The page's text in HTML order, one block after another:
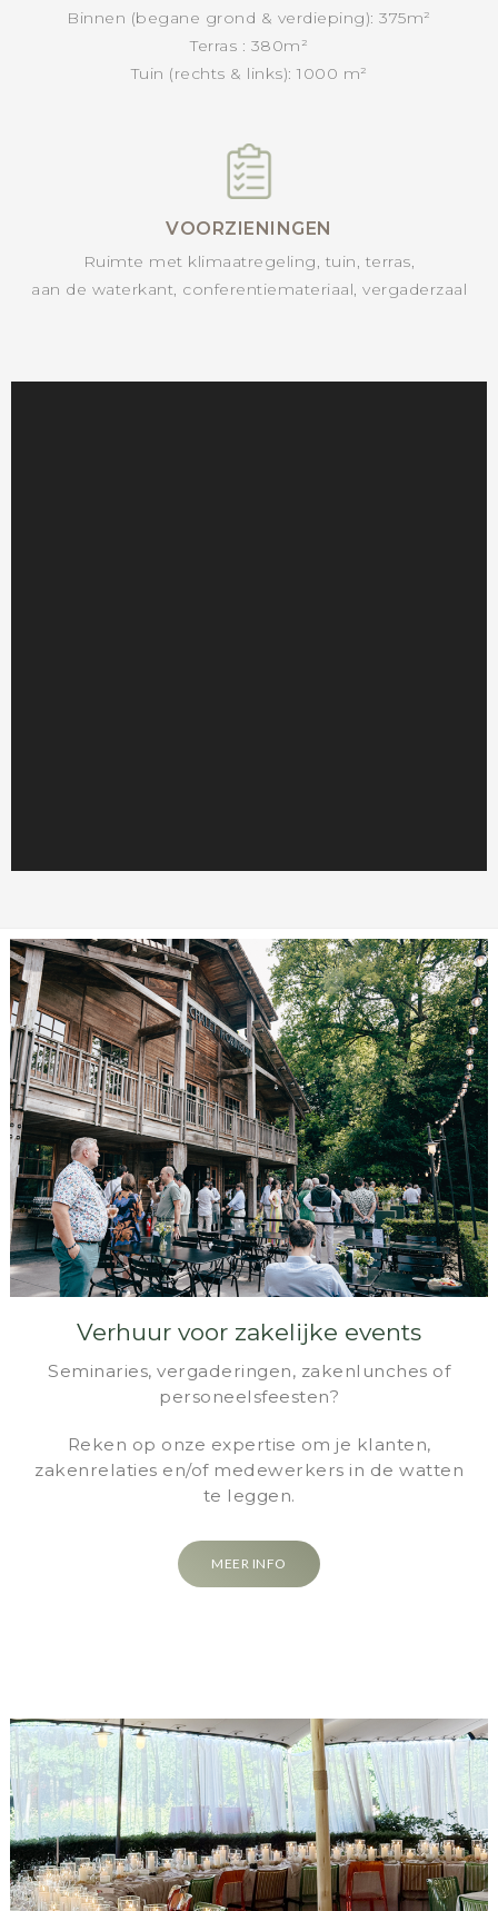
Binnen (begane grond & verdieping): 375m²
Terras : 380m²
Tuin (rechts & links): 1000 m²
VOORZIENINGEN
Ruimte met klimaatregeling, tuin, terras,
aan de waterkant, conferentiemateriaal, vergaderzaal
Verhuur voor zakelijke events
Seminaries, vergaderingen, zakenlunches of
personeelsfeesten?
Reken op onze expertise om je klanten,
zakenrelaties en/of medewerkers in de watten
te leggen.
MEER INFO